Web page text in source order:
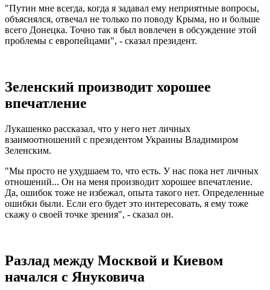
"Путин мне всегда, когда я задавал ему неприятные вопросы,
объяснялся, отвечал не только по поводу Крыма, но и больше
всего Донецка. Точно так я был вовлечен в обсуждение этой
проблемы с европейцами", - сказал президент.
Зеленский производит хорошее
впечатление
Лукашенко рассказал, что у него нет личных
взаимоотношений с президентом Украины Владимиром
Зеленским.
"Мы просто не ухудшаем то, что есть. У нас пока нет личных
отношений... Он на меня производит хорошее впечатление.
Да, ошибок тоже не избежал, опыта такого нет. Определенные
ошибки были. Если его будет это интересовать, я ему тоже
скажу о своей точке зрения", - сказал он.
Разлад между Москвой и Киевом
начался с Януковича